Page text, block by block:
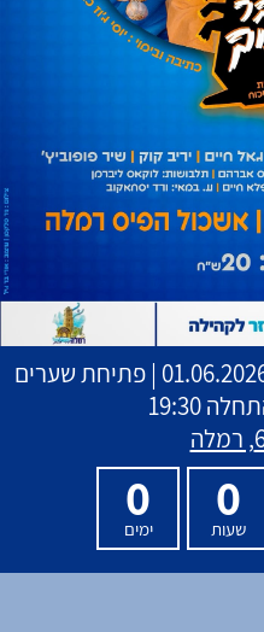
01.06.2026 | פתיחת שערים
0
שעות
0
ימים